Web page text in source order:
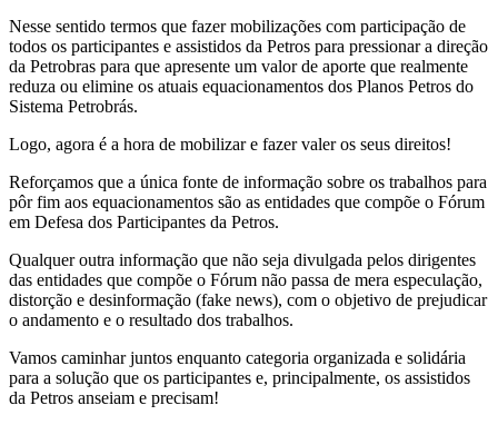
Nesse sentido termos que fazer mobilizações com participação de
todos os participantes e assistidos da Petros para pressionar a direção
da Petrobras para que apresente um valor de aporte que realmente
reduza ou elimine os atuais equacionamentos dos Planos Petros do
Sistema Petrobrás.
Logo, agora é a hora de mobilizar e fazer valer os seus direitos!
Reforçamos que a única fonte de informação sobre os trabalhos para
pôr fim aos equacionamentos são as entidades que compõe o Fórum
em Defesa dos Participantes da Petros.
Qualquer outra informação que não seja divulgada pelos dirigentes
das entidades que compõe o Fórum não passa de mera especulação,
distorção e desinformação (fake news), com o objetivo de prejudicar
o andamento e o resultado dos trabalhos.
Vamos caminhar juntos enquanto categoria organizada e solidária
para a solução que os participantes e, principalmente, os assistidos
da Petros anseiam e precisam!